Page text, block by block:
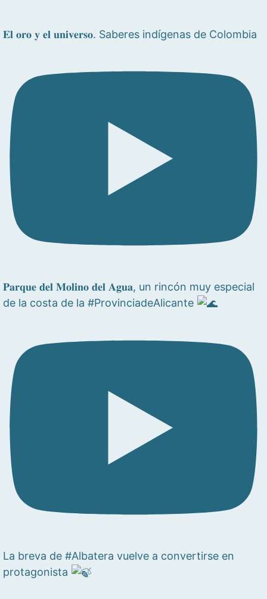
𝐄𝐥 𝐨𝐫𝐨 𝐲 𝐞𝐥 𝐮𝐧𝐢𝐯𝐞𝐫𝐬𝐨. Saberes indígenas de Colombia
𝐏𝐚𝐫𝐪𝐮𝐞 𝐝𝐞𝐥 𝐌𝐨𝐥𝐢𝐧𝐨 𝐝𝐞𝐥 𝐀𝐠𝐮𝐚, un rincón muy especial
de la costa de la #ProvinciadeAlicante
La breva de #Albatera vuelve a convertirse en
protagonista